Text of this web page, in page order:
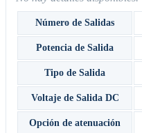
Número de Salidas
Potencia de Salida
Tipo de Salida
Voltaje de Salida DC
Opción de atenuación